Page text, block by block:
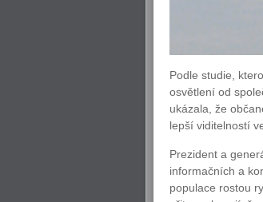
Podle studie,
osvětlení od
ukázala, že
lepší viditelností
Prezident a
informačních a
populace rostou